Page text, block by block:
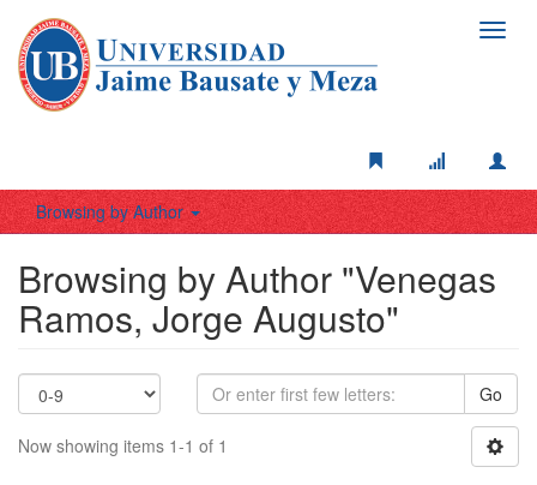
Browsing by Author
Browsing by Author "Venegas
Ramos, Jorge Augusto"
Go
Now showing items 1-1 of 1